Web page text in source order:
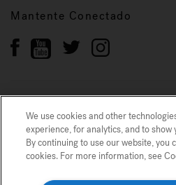
Mantente Conectado
Política de privacidad
Mapa del
© 2022 Jacuzzi Inc. Todos los
Usamos cookies y otras tecnologías para
web, acepta nuestro uso de cookies. Para
We use cookies and other
experience, for analytics, and to
By continuing to use our website, you
cookies. For more information, see